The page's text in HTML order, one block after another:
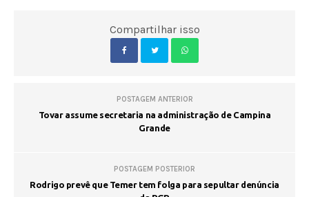
Compartilhar isso
POSTAGEM ANTERIOR
Tovar assume secretaria na administração de Campina
Grande
POSTAGEM POSTERIOR
Rodrigo prevê que Temer tem folga para sepultar denúncia